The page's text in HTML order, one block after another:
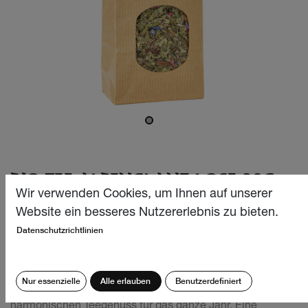
BIO TEE ALPENGLANZ LOSE 30G
Unsere erfrischend-aromatische und köstliche Bio
abgestimmte Kräuter-Komposition, beglückt und entzückt
jedes Gemüt und beschert einen aussergewöhnlich
Wir verwenden Cookies, um Ihnen auf unserer
Website ein besseres Nutzererlebnis zu bieten.
Datenschutzrichtlinien
Nur essenzielle Alle erlauben Benutzerdefiniert